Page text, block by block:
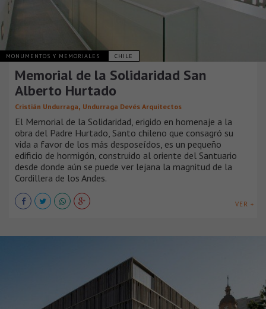
MONUMENTOS Y MEMORIALES CHILE
Memorial de la Solidaridad San
Alberto Hurtado
Cristián Undurraga, Undurraga Devés Arquitectos
El Memorial de la Solidaridad, erigido en homenaje a la
obra del Padre Hurtado, Santo chileno que consagró su
vida a favor de los más desposeídos, es un pequeño
edificio de hormigón, construido al oriente del Santuario
desde donde aún se puede ver lejana la magnitud de la
Cordillera de los Andes.
VER +